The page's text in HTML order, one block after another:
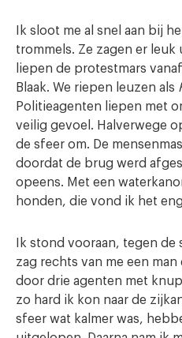
Ik sloot me al snel aan bij
trommels. Ze zagen er leuk
liepen de protestmars
Blaak. We riepen leuzen als
Politieagenten liepen met
veilig gevoel. Halverwege
de sfeer om. De
doordat de brug werd
opeens. Met een
honden, die vond ik het
Ik stond vooraan, tegen de
zag rechts van me een
door drie agenten met
zo hard ik kon naar de
sfeer wat kalmer was,